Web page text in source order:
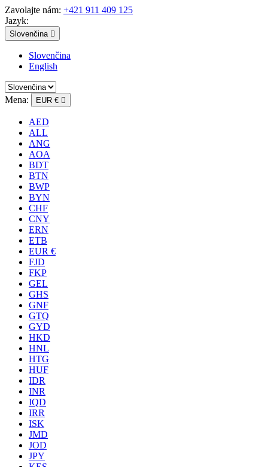
Zavolajte nám: +421 911 409 125
Jazyk:
Slovenčina 
Slovenčina
English
Mena: EUR € 
AED
ALL
ANG
AOA
BDT
BTN
BWP
BYN
CHF
CNY
ERN
ETB
EUR €
FJD
FKP
GEL
GHS
GNF
GTQ
GYD
HKD
HNL
HTG
HUF
IDR
INR
IQD
IRR
ISK
JMD
JOD
JPY